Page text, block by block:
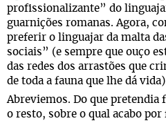
profissionalizante” do
guarnições romanas. Agora,
preferir o linguajar da malta
sociais” (e sempre que ouço
das redes dos arrastões que
de toda a fauna que lhe dá
Abreviemos. Do que pretendia
o resto, sobre o qual acabo